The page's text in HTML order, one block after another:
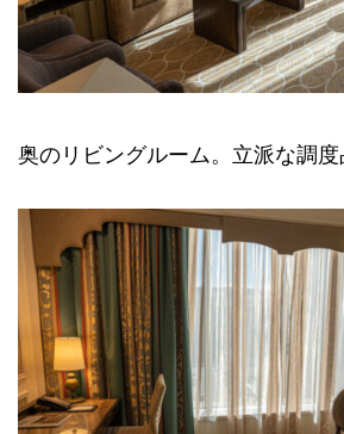
奥のリビングルーム。立派な調度